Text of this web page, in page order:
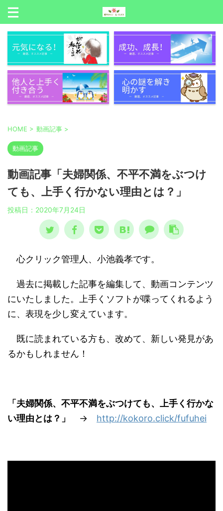
HOME > 動画記事 >
動画記事
動画記事「夫婦関係、不平不満をぶつけ
ても、上手く行かない理由とは？」
投稿日： 2020年7月24日
心クリック管理人、小池義孝です。
過去に掲載した記事を編集して、動画コンテンツ
にいたしました。上手くソフトが喋ってくれるよう
に、表現を少し変えています。
既に読まれている方も、改めて、新しい発見があ
るかもしれません！
「夫婦関係、不平不満をぶつけても、上手く行かな
い理由とは？」
→ http://kokoro.click/fufuhei